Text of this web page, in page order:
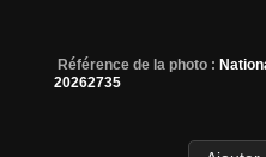
Référence de la photo :
20262735